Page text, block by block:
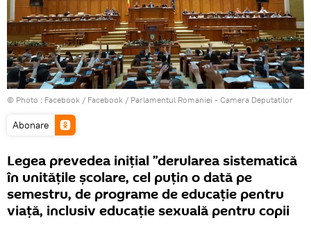
© Photo : Facebook / Facebook / Parlamentul Romaniei - Camera Deputatilor
Abonare
Legea prevedea inițial ”derularea sistematică
în unitățile școlare, cel puțin o dată pe
semestru, de programe de educație pentru
viață, inclusiv educație sexuală pentru copii